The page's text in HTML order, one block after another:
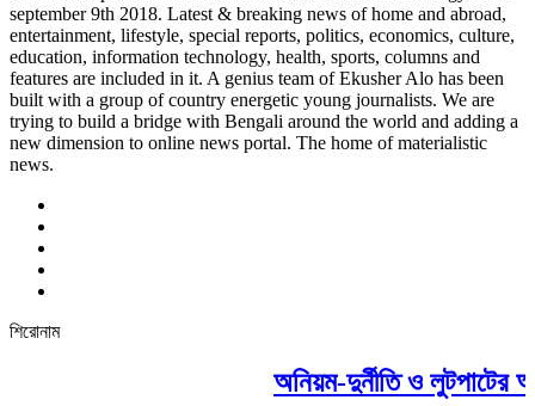
september 9th 2018. Latest & breaking news of home and abroad,
entertainment, lifestyle, special reports, politics, economics, culture,
education, information technology, health, sports, columns and
features are included in it. A genius team of Ekusher Alo has been
built with a group of country energetic young journalists. We are
trying to build a bridge with Bengali around the world and adding a
new dimension to online news portal. The home of materialistic
news.
শিরোনাম
অনিয়ম-দুর্নীতি ও লুটপাটের